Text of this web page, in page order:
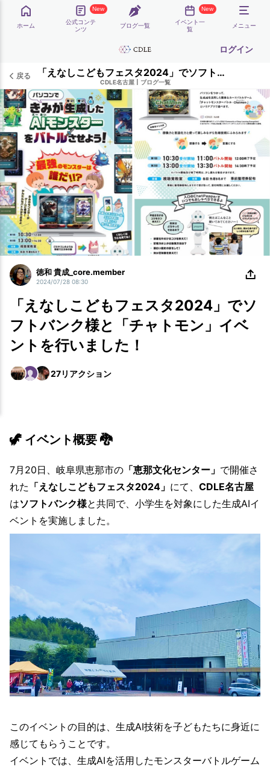
ホーム
New
公式コンテ
ンツ
ブログ一覧
New
イベント一
覧
メニュー
ログイン
戻る 「えなしこどもフェスタ2024」でソフトバンク様と「チャトモン」イベントを行いました！
CDLE名古屋 ブログ一覧
徳和 貴成_core.member
2024/07/28 08:30
「えなしこどもフェスタ2024」でソ
フトバンク様と「チャトモン」イベ
ントを行いました！
27リアクション
🦖 イベント概要 🐉
7月20日、岐阜県恵那市の 「恵那文化センター」 で開催さ
れた 「えなしこどもフェスタ2024」 にて、 CDLE名古屋
はソフトバンク様と共同で、小学生を対象にした生成AIイ
ベントを実施しました。
このイベントの目的は、生成AI技術を子どもたちに身近に
感じてもらうことです。
イベントでは、生成AIを活用したモンスターバトルゲーム